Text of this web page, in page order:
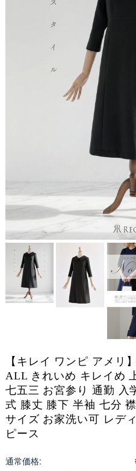
【キレイ ワンピ アメリ
ALL きれいめ キレイめ
七五三 お宮参り 通勤 入
式 膝丈 膝下 半袖 七分
サイズ お家洗い可 レデ
ピース
通常価格: